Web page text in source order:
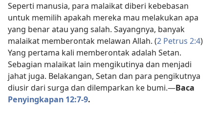
Seperti manusia, para malaikat diberi kebebasan
untuk memilih apakah mereka mau melakukan apa
yang benar atau yang salah. Sayangnya, banyak
malaikat memberontak melawan Allah. (2 Petrus 2:4)
Yang pertama kali memberontak adalah Setan.
Sebagian malaikat lain mengikutinya dan menjadi
jahat juga. Belakangan, Setan dan para pengikutnya
diusir dari surga dan dilemparkan ke bumi.—Baca
Penyingkapan 12:7-9.